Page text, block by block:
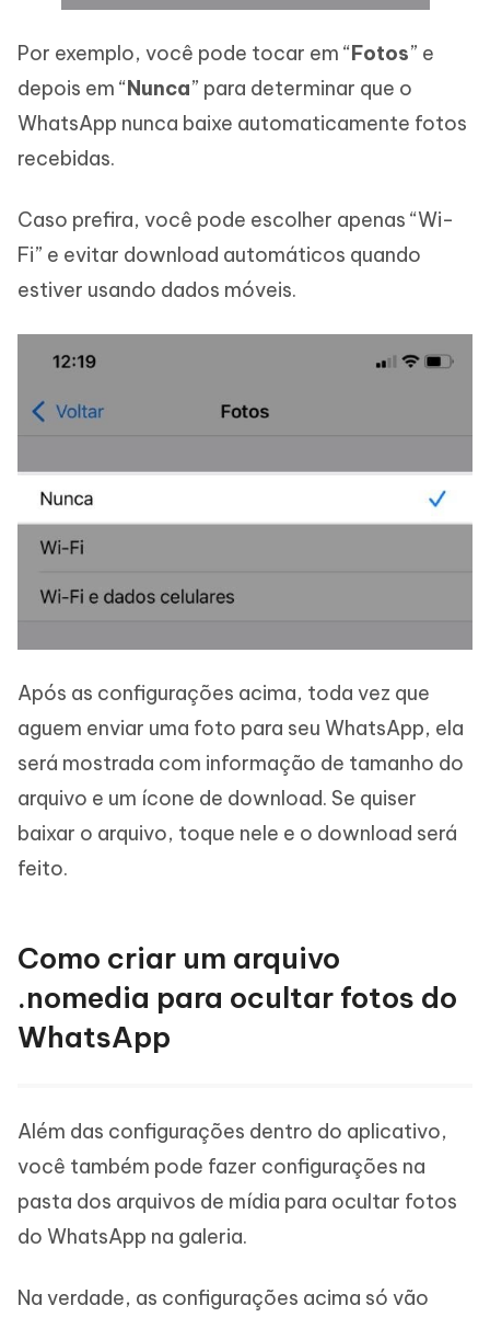
Por exemplo, você pode tocar em “Fotos” e
depois em “Nunca” para determinar que o
WhatsApp nunca baixe automaticamente fotos
recebidas.
Caso prefira, você pode escolher apenas “Wi-
Fi” e evitar download automáticos quando
estiver usando dados móveis.
Após as configurações acima, toda vez que
aguem enviar uma foto para seu WhatsApp, ela
será mostrada com informação de tamanho do
arquivo e um ícone de download. Se quiser
baixar o arquivo, toque nele e o download será
feito.
Como criar um arquivo
.nomedia para ocultar fotos do
WhatsApp
Além das configurações dentro do aplicativo,
você também pode fazer configurações na
pasta dos arquivos de mídia para ocultar fotos
do WhatsApp na galeria.
Na verdade, as configurações acima só vão